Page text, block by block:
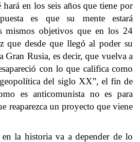
hará en los seis años que tiene por
es que su mente estará
mismos objetivos que en los 24
que desde que llegó al poder su
Gran Rusia, es decir, que vuelva a
con lo que califica como
geopolítica del siglo XX”, el fin de
es anticomunista no es para
reaparezca un proyecto que viene
la historia va a depender de lo